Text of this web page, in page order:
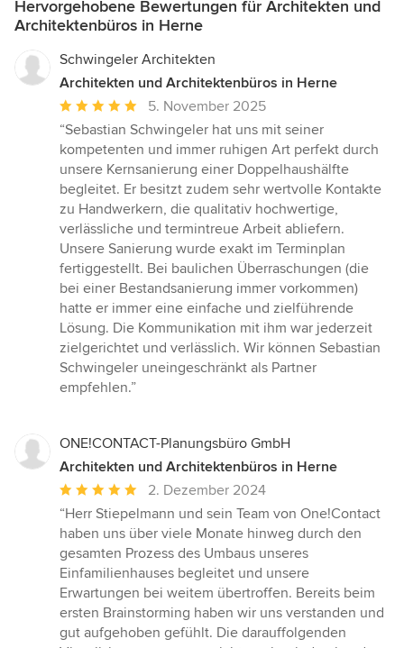
Hervorgehobene Bewertungen für Architekten und
Architektenbüros in Herne
Schwingeler Architekten
Architekten und Architektenbüros in Herne
Durchschnittliche
Bewertung:
5
von
5
Sternen
5. November 2025
“Sebastian Schwingeler hat uns mit seiner
kompetenten und immer ruhigen Art perfekt durch
unsere Kernsanierung einer Doppelhaushälfte
begleitet. Er besitzt zudem sehr wertvolle Kontakte
zu Handwerkern, die qualitativ hochwertige,
verlässliche und termintreue Arbeit abliefern.
Unsere Sanierung wurde exakt im Terminplan
fertiggestellt. Bei baulichen Überraschungen (die
bei einer Bestandsanierung immer vorkommen)
hatte er immer eine einfache und zielführende
Lösung. Die Kommunikation mit ihm war jederzeit
zielgerichtet und verlässlich. Wir können Sebastian
Schwingeler uneingeschränkt als Partner
empfehlen.”
ONE!CONTACT-Planungsbüro GmbH
Architekten und Architektenbüros in Herne
Durchschnittliche
Bewertung:
5
von
5
Sternen
2. Dezember 2024
“Herr Stiepelmann und sein Team von One!Contact
haben uns über viele Monate hinweg durch den
gesamten Prozess des Umbaus unseres
Einfamilienhauses begleitet und unsere
Erwartungen bei weitem übertroffen. Bereits beim
ersten Brainstorming haben wir uns verstanden und
gut aufgehoben gefühlt. Die darauffolgenden